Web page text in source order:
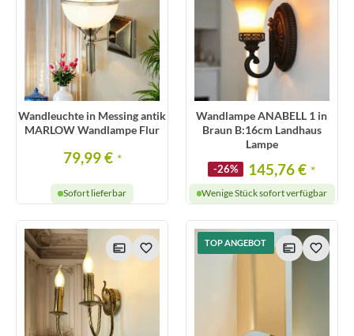
Wandleuchte in Messing antik
MARLOW Wandlampe Flur
79,99 € *
Sofort lieferbar
Wandlampe ANABELL 1 in
Braun B:16cm Landhaus
Lampe
-26% 145,76 € *
Wenige Stück sofort verfügbar
TOP ANGEBOT